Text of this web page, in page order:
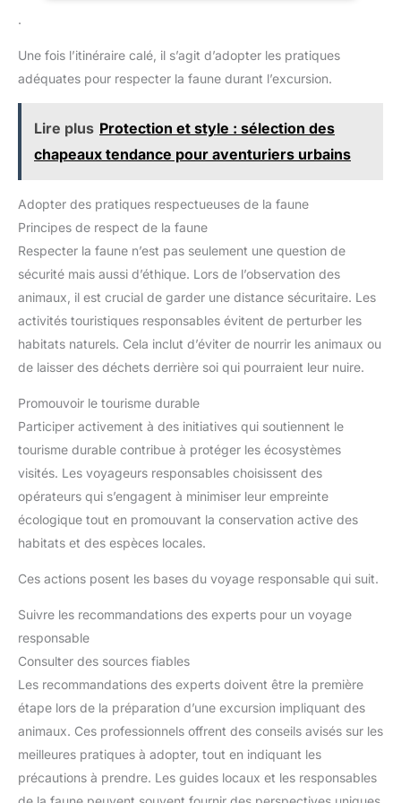
nécessaire pour le camping, la randonnée, l'aventure, la survie
et les situations d'urgence. Votre mari, votre frère ou votre
enfant pensera que c'est une bonne chaussette ou un cadeau
.
Une fois l’itinéraire calé, il s’agit d’adopter les pratiques
adéquates pour respecter la faune durant l’excursion.
Lire plus Protection et style : sélection des
chapeaux tendance pour aventuriers urbains
Adopter des pratiques respectueuses de la faune
Principes de respect de la faune
Respecter la faune n’est pas seulement une question de
sécurité mais aussi d’éthique. Lors de l’observation des
animaux, il est crucial de garder une distance sécuritaire. Les
activités touristiques responsables évitent de perturber les
habitats naturels. Cela inclut d’éviter de nourrir les animaux ou
de laisser des déchets derrière soi qui pourraient leur nuire.
Promouvoir le tourisme durable
Participer activement à des initiatives qui soutiennent le
tourisme durable contribue à protéger les écosystèmes
visités. Les voyageurs responsables choisissent des
opérateurs qui s’engagent à minimiser leur empreinte
écologique tout en promouvant la conservation active des
habitats et des espèces locales.
Ces actions posent les bases du voyage responsable qui suit.
Suivre les recommandations des experts pour un voyage
responsable
Consulter des sources fiables
Les recommandations des experts doivent être la première
étape lors de la préparation d’une excursion impliquant des
animaux. Ces professionnels offrent des conseils avisés sur les
meilleures pratiques à adopter, tout en indiquant les
précautions à prendre. Les guides locaux et les responsables